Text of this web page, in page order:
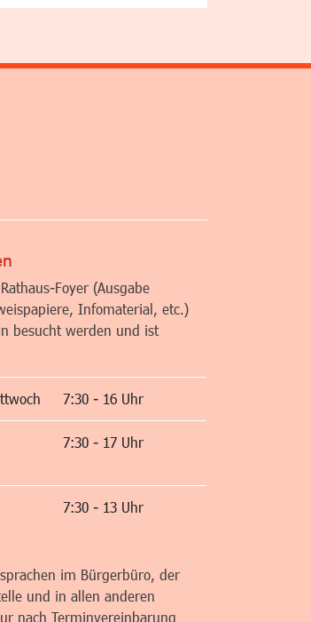
Foyer (Ausgabe
Infomaterial, etc.)
besucht werden und ist
7:30 - 16 Uhr
7:30 - 17 Uhr
7:30 - 13 Uhr
im Bürgerbüro, der
und in allen anderen
nach Terminvereinbarung